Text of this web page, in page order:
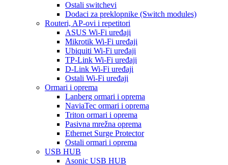
Ostali switchevi
Dodaci za preklopnike (Switch modules)
Routeri, AP-ovi i repetitori
ASUS Wi-Fi uređaji
Mikrotik Wi-Fi uređaji
Ubiquiti Wi-Fi uređaji
TP-Link Wi-Fi uređaji
D-Link Wi-Fi uređaji
Ostali Wi-Fi uređaji
Ormari i oprema
Lanberg ormari i oprema
NaviaTec ormari i oprema
Triton ormari i oprema
Pasivna mrežna oprema
Ethernet Surge Protector
Ostali ormari i oprema
USB HUB
Asonic USB HUB